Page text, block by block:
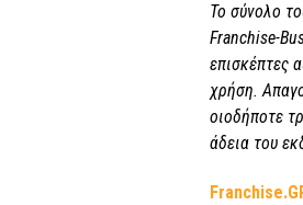
Το σύνολο
Franchise-
επισκέπτες
χρήση.
οιοδήποτε
άδεια του